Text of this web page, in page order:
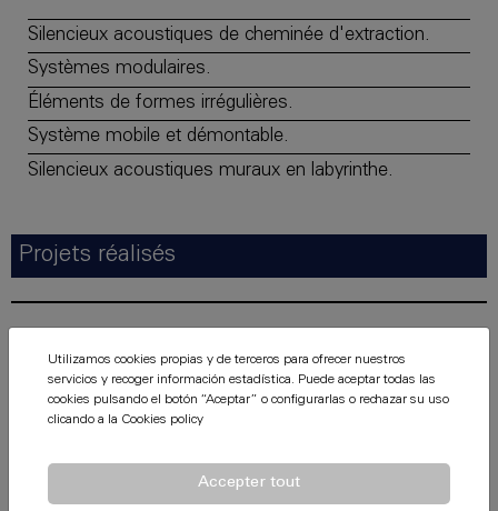
Silencieux acoustiques de cheminée d'extraction.
Systèmes modulaires.
Éléments de formes irrégulières.
Système mobile et démontable.
Silencieux acoustiques muraux en labyrinthe.
Projets réalisés
Utilizamos cookies propias y de terceros para ofrecer nuestros
servicios y recoger información estadística. Puede aceptar todas las
cookies pulsando el botón “Aceptar” o configurarlas o rechazar su uso
clicando a la Cookies policy
Accepter tout